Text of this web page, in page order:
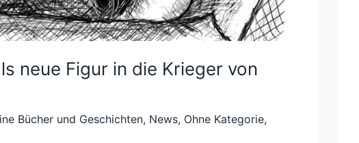
neue Figur in die Krieger von
Bücher und Geschichten, News, Ohne Kategorie,